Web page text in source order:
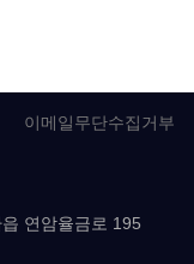
연암율금로 195
이메일무단수집거부